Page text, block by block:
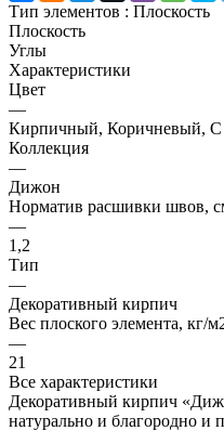
Тип элементов : Плоскость
Плоскость
Углы
Характеристики
Цвет
—
Кирпичный, Коричневый,
Коллекция
—
Дижон
Норматив расшивки швов,
—
1,2
Тип
—
Декоративный кирпич
Вес плоского элемента, кг/
—
21
Все характеристики
Декоративный кирпич
натурально и благородно и